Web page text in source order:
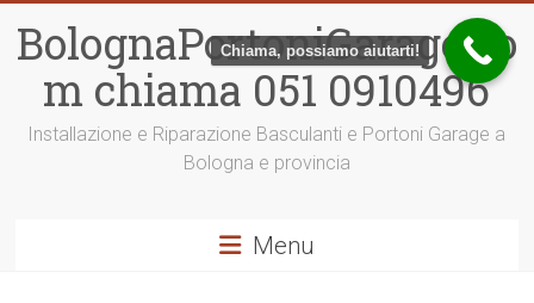
contenuto
BolognaPortoniGarage.co
m chiama 051 0910496
Installazione e Riparazione Basculanti e Portoni Garage a
Bologna e provincia
Menu
Chiama, possiamo aiutarti!